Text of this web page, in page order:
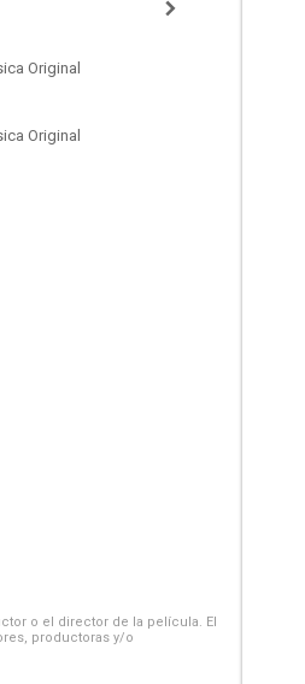
Original
Original
o el director de la película. El
productoras y/o